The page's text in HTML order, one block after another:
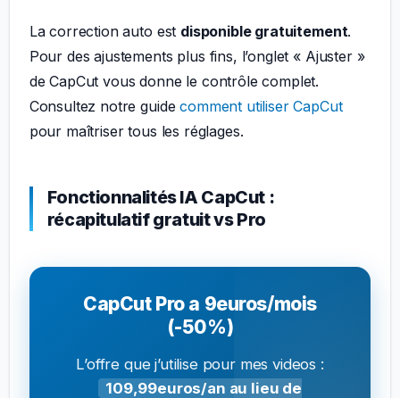
La correction auto est disponible gratuitement.
Pour des ajustements plus fins, l’onglet « Ajuster »
de CapCut vous donne le contrôle complet.
Consultez notre guidecomment utiliser CapCut
pour maîtriser tous les réglages.
Fonctionnalités IA CapCut :
récapitulatif gratuit vs Pro
CapCut Pro a 9euros/mois
(-50%)
L’offre que j’utilise pour mes videos :
109,99euros/an au lieu de